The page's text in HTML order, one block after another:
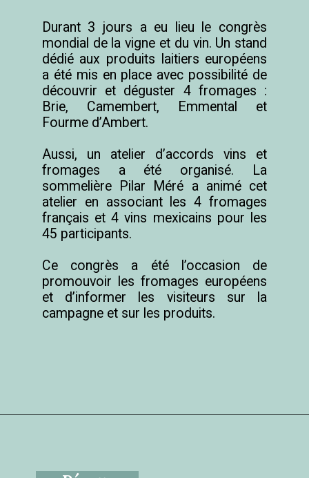
Durant 3 jours a eu lieu le congrès
mondial de la vigne et du vin. Un stand
dédié aux produits laitiers européens
a été mis en place avec possibilité de
découvrir et déguster 4 fromages :
Brie, Camembert, Emmental et
Fourme d’Ambert.
Aussi, un atelier d’accords vins et
fromages a été organisé. La
sommelière Pilar Méré a animé cet
atelier en associant les 4 fromages
français et 4 vins mexicains pour les
45 participants.
Ce congrès a été l’occasion de
promouvoir les fromages européens
et d’informer les visiteurs sur la
campagne et sur les produits.